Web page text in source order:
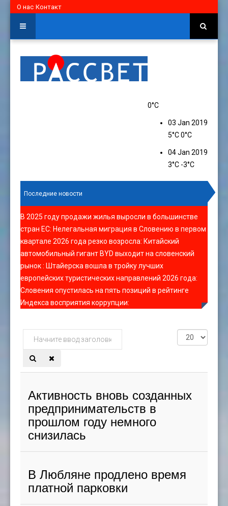
О нас Контакт
0°C
03 Jan 2019
5°C0°C
04 Jan 2019
3°C -3°C
Последние новости
В 2025 году продажи жилья выросли в большинстве
стран ЕС: Нелегальная миграция в Словению в первом
квартале 2026 года резко возросла: Китайский
автомобильный гигант BYD выходит на словенский
рынок: Штайерска вошла в тройку лучших
европейских туристических направлений 2026 года:
Словения опустилась на пять позиций в рейтинге
Индекса восприятия коррупции:
Начните
ввод
заголовка
метки
Кол-
во
Активность вновь созданных
предпринимательств в
прошлом году немного
снизилась
В Любляне продлено время
платной парковки